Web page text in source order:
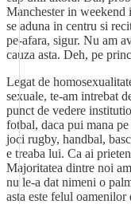
Manchester in weekend
se aduna in centru si
pe-afara, sigur. Nu am
cauza asta. Deh, pe
Legat de
sexuale, te-am intrebat
punct de vedere
fotbal, daca pui mana
joci rugby, handbal,
e treaba lui. Ca ai
Majoritatea dintre noi
nu le-a dat nimeni o
asta este felul oamenilor